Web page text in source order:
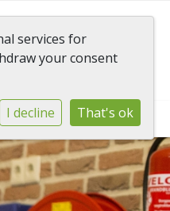
van
AVG
services for
your consent
I decline That's ok